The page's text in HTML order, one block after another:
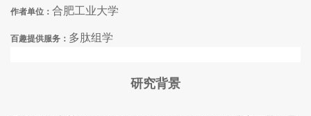
作者单位： 合肥工业大学
百趣提供服务： 多肽组学
研究背景